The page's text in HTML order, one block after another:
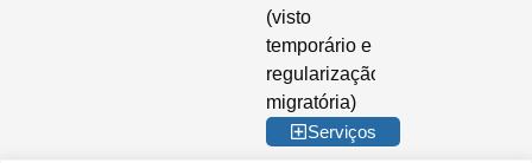
(visto
temporário e
regularização
migratória)
Serviços